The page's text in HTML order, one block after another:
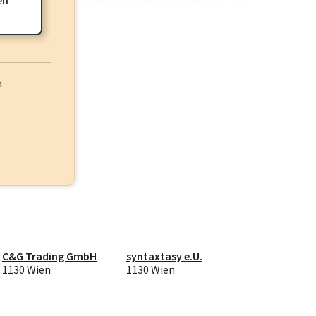
C&G Trading GmbH
1130 Wien
syntaxtasy e.U.
1130 Wien